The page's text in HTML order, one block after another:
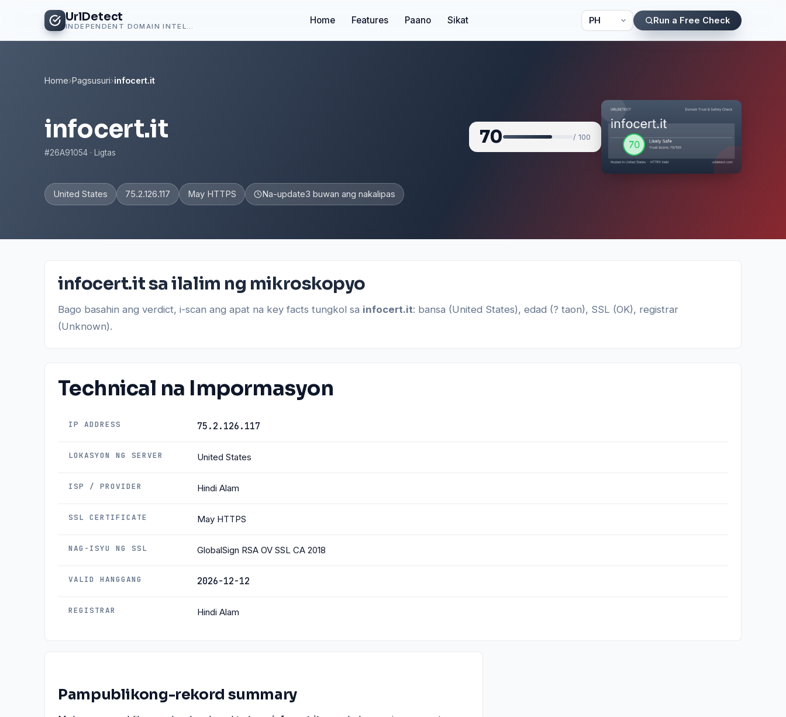
UrlDetect Home Features Paano Sikat Run a Free Check
Home›Pagsusuri›infocert.it
infocert.it
#26A91054 · Ligtas
70 / 100
United States 75.2.126.117 May HTTPS Na-update3 buwan ang nakalipas
infocert.it sa ilalim ng mikroskopyo
Bago basahin ang verdict, i-scan ang apat na key facts tungkol sa infocert.it: bansa (United States), edad (? taon), SSL (OK), registrar
(Unknown).
Technical na Impormasyon
IP ADDRESS 75.2.126.117
LOKASYON NG SERVER United States
ISP / PROVIDER Hindi Alam
SSL CERTIFICATE May HTTPS
NAG-ISYU NG SSL GlobalSign RSA OV SSL CA 2018
VALID HANGGANG 2026-12-12
REGISTRAR Hindi Alam
Pampublikong-rekord summary